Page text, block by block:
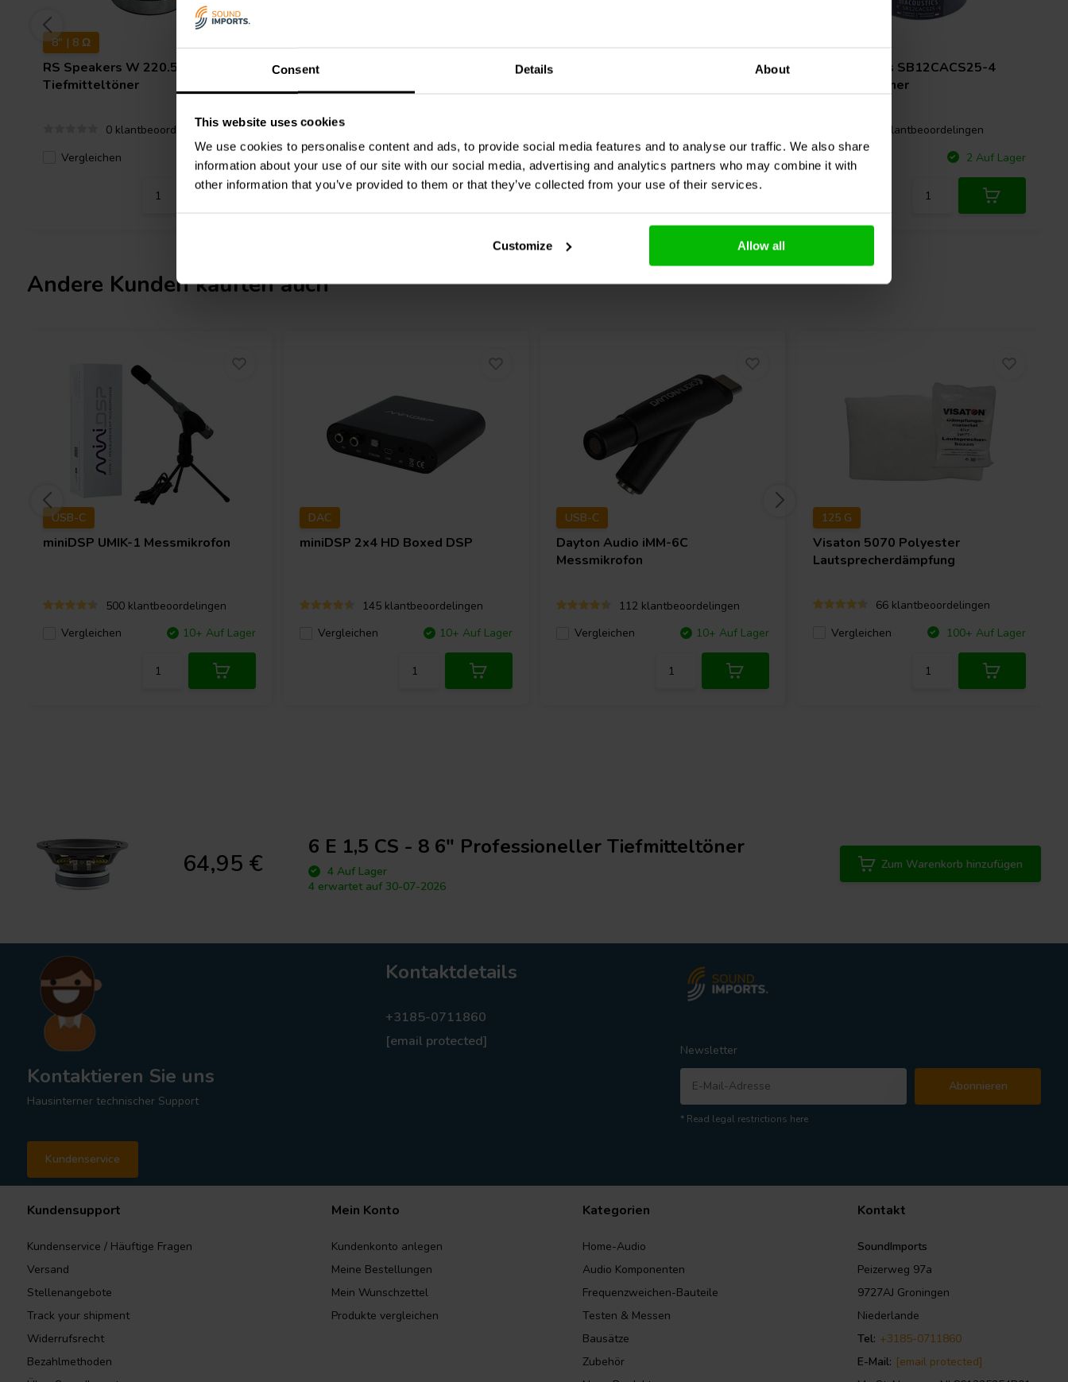
Consent Details About
This website uses cookies
We use cookies to personalise content and ads, to provide social media features and to analyse our traffic. We also share
information about your use of our site with our social media, advertising and analytics partners who may combine it with
other information that you’ve provided to them or that they’ve collected from your use of their services.
Customize Allow all
überzeugende Option sowohl fürTieftöner
Lautsprechergehäuse. Das belüftete Schwingspulendesign (VVc) trägt zur Reduzierung der
Leistungsverluste bei und sorgt dafür, dass der Treiber auch bei längerer Nutzung oder hohen
Pegeln eine konstante Performance bietet. Diese Zuverlässigkeit und Effizienz sind entscheidende
Vorteile für anspruchsvolle Audio-Umgebungen.
Der SICA 6 E 1,5 CS 8 ist zudem eine hervorragende Komponente für DIY-Lautsprecherbauer und
Upgrade-Projekte und kompatibel mit einer Vielzahl vonDIY-Lautsprecher-Sets
Thiele-&-Small-Parameter und die unkomplizierten Einbaumaße ermöglichen eine einfache
Integration in bestehende Designs. Ob in individuellenHeim-Audio-Setups, Studio-Monitoren oder
als Ersatztreiber – dieser SICA-Tieftöner bietet herausragenden Wert und vielseitige Leistung für
jedes anspruchsvolle Audioprojekt.
8" | 8 Ω
RS Speakers W 220.50 Fibonacci
Tiefmitteltöner
0 klantbeoordelingen
Vergleichen
1 Auf Lager
PRV Audio
Vergleichen
1 Auf Lager
Vergleichen
8 Auf Lager
SB Acoustics SB12CACS25-4
Tiefmitteltöner
2 klantbeoordelingen
Vergleichen
2 Auf Lager
Andere Kunden kauften auch
USB-C
miniDSP UMIK-1 Messmikrofon
500 klantbeoordelingen
Vergleichen
10+ Auf Lager
DAC
miniDSP 2x4 HD Boxed DSP
145 klantbeoordelingen
Vergleichen
10+ Auf Lager
USB-C
Dayton Audio iMM-6C
Messmikrofon
112 klantbeoordelingen
Vergleichen
10+ Auf Lager
125 G
Visaton 5070 Polyester
Lautsprecherdämpfung
66 klantbeoordelingen
Vergleichen
100+ Auf Lager
64,95 €
6 E 1,5 CS - 8 6" Professioneller Tiefmitteltöner
4 Auf Lager
4 erwartet auf 30-07-2026
Zum Warenkorb hinzufügen
Kontaktieren Sie uns
Hausinterner technischer Support
Kundenservice
Kontaktdetails
+3185-0711860
[email protected]
Newsletter
Abonnieren
* Read legal restrictions here
Kundensupport
Kundenservice / Häuftige Fragen
Versand
Stellenangebote
Track your shipment
Widerrufsrecht
Bezahlmethoden
Mein Konto
Kundenkonto anlegen
Meine Bestellungen
Mein Wunschzettel
Produkte vergleichen
Kategorien
Home-Audio
Audio Komponenten
Frequenzweichen-Bauteile
Testen & Messen
Bausätze
Zubehör
Kontakt
SoundImports
Peizerweg 97a
9727AJ Groningen
Niederlande
Tel: +3185-0711860
E-Mail: [email protected]